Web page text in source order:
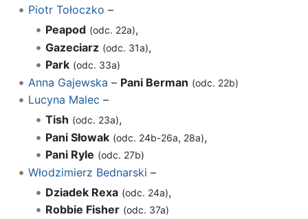
Piotr Tołoczko –
Peapod (odc. 22a),
Gazeciarz (odc. 31a),
Park (odc. 33a)
Anna Gajewska – Pani Berman (odc. 22b)
Lucyna Malec –
Tish (odc. 23a),
Pani Słowak (odc. 24b-26a, 28a),
Pani Ryle (odc. 27b)
Włodzimierz Bednarski –
Dziadek Rexa (odc. 24a),
Robbie Fisher (odc. 37a)